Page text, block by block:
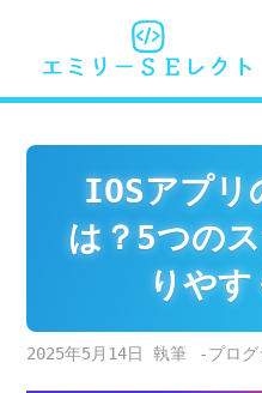
content
IOSアプリ
は？5つの
りやす
2025年5月14日 -プログ